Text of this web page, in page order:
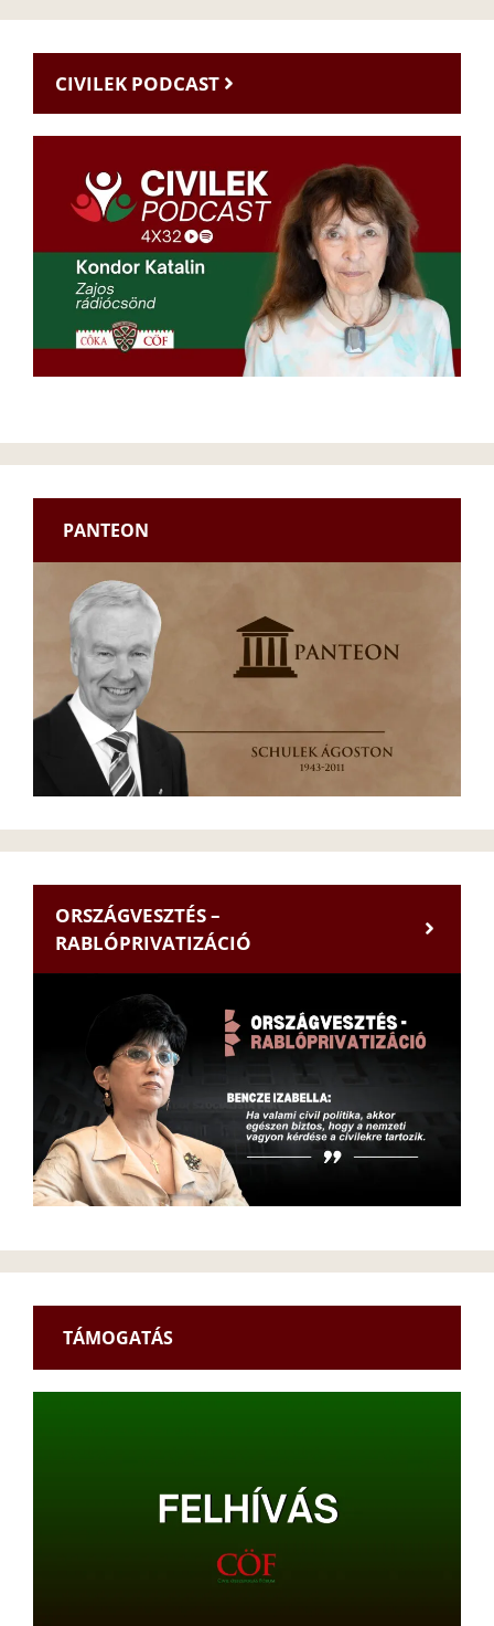
CIVILEK PODCAST
PANTEON
ORSZÁGVESZTÉS –
RABLÓPRIVATIZÁCIÓ
TÁMOGATÁS